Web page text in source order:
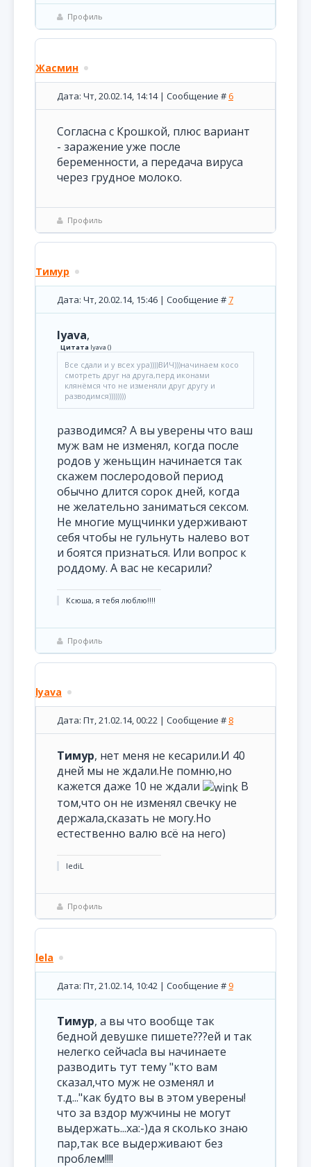
Профиль
Жасмин
Дата: Чт, 20.02.14, 14:14 | Сообщение #6
Согласна с Крошкой, плюс вариант
- заражение уже после
беременности, а передача вируса
через грудное молоко.
Профиль
Тимур
Дата: Чт, 20.02.14, 15:46 | Сообщение #7
lyava,
Цитата lyava ()
Все сдали и у всех ура))))ВИЧ)))начинаем косо
смотреть друг на друга,перд иконами
клянёмся что не изменяли друг другу и
разводимся))))))))
разводимся? А вы уверены что ваш
муж вам не изменял, когда после
родов у женьщин начинается так
скажем послеродовой период
обычно длится сорок дней, когда
не желательно заниматься сексом.
Не многие мущчинки удерживают
себя чтобы не гульнуть налево вот
и боятся признаться. Или вопрос к
роддому. А вас не кесарили?
Ксюша, я тебя люблю!!!!
Профиль
lyava
Дата: Пт, 21.02.14, 00:22 | Сообщение # 8
Тимур, нет меня не кесарили.И 40
дней мы не ждали.Не помню,но
кажется даже 10 не ждали
В
том,что он не изменял свечку не
держала,сказать не могу.Но
естественно валю всё на него)
lediL
Профиль
lela
Дата: Пт, 21.02.14, 10:42 | Сообщение #9
Тимур, а вы что вообще так
бедной девушке пишете???ей и так
нелегко сейчас!а вы начинаете
разводить тут тему "кто вам
сказал,что муж не озменял и
т.д..."как будто вы в этом уверены!
что за вздор мужчины не могут
выдержать...ха:-)да я сколько знаю
пар,так все выдерживают без
проблем!!!!